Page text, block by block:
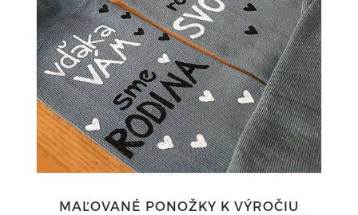
MAĽOVANÉ PONOŽKY K VÝROČIU